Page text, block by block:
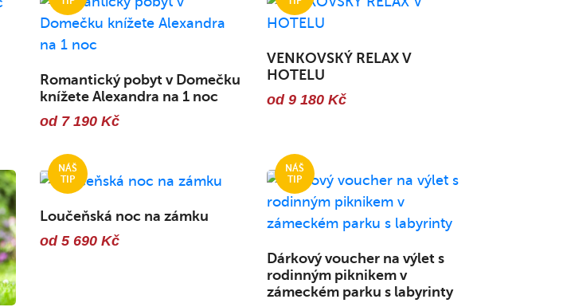
Romantický pobyt v Domečku
knížete Alexandra na 1 noc
od 7 190 Kč
VENKOVSKÝ RELAX V
HOTELU
od 9 180 Kč
Loučeňská noc na zámku
od 5 690 Kč
Dárkový voucher na výlet s
rodinným piknikem v
zámeckém parku s labyrinty